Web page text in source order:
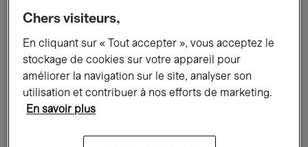
Tous les événements Concerts
Expositions Performances
Rencontres & Débats
Musique classique Global Music
Chers visiteurs,
En cliquant sur « Tout accepter », vous acceptez le
stockage de cookies sur votre appareil pour
améliorer la navigation sur le site, analyser son
utilisation et contribuer à nos efforts de marketing.
En savoir plus